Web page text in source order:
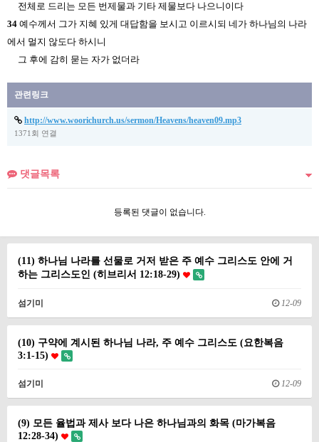
전체로 드리는 모든 번제물과 기타 제물보다 나으니이다
34 예수께서 그가 지혜 있게 대답함을 보시고 이르시되 네가 하나님의 나라
에서 멀지 않도다 하시니
그 후에 감히 묻는 자가 없더라
관련링크
http://www.woorichurch.us/sermon/Heavens/heaven09.mp3
1371회 연결
댓글목록
등록된 댓글이 없습니다.
(11) 하나님 나라를 선물로 거저 받은 주 예수 그리스도 안에 거
하는 그리스도인 (히브리서 12:18-29)
섬기미 12-09
(10) 구약에 계시된 하나님 나라, 주 예수 그리스도 (요한복음
3:1-15)
섬기미 12-09
(9) 모든 율법과 제사 보다 나은 하나님과의 화목 (마가복음
12:28-34)